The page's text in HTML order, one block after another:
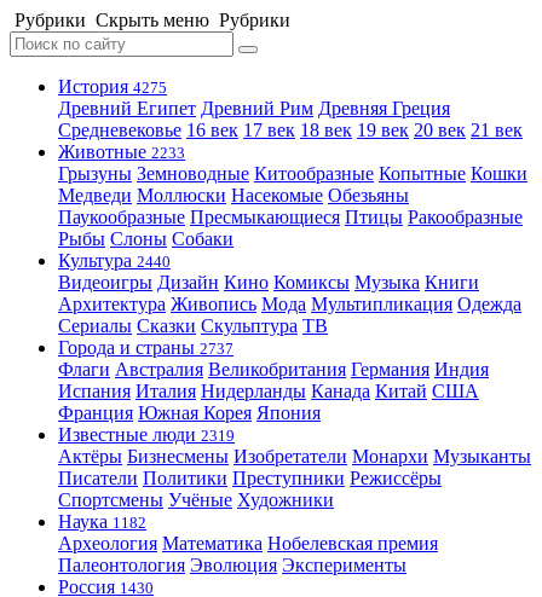
Рубрики Скрыть меню Рубрики
История 4275
Древний Египет Древний Рим Древняя Греция
Средневековье 16 век 17 век 18 век 19 век 20 век 21 век
Животные 2233
Грызуны Земноводные Китообразные Копытные Кошки
Медведи Моллюски Насекомые Обезьяны
Паукообразные Пресмыкающиеся Птицы Ракообразные
Рыбы Слоны Собаки
Культура 2440
Видеоигры Дизайн Кино Комиксы Музыка Книги
Архитектура Живопись Мода Мультипликация Одежда
Сериалы Сказки Скульптура ТВ
Города и страны 2737
Флаги Австралия Великобритания Германия Индия
Испания Италия Нидерланды Канада Китай США
Франция Южная Корея Япония
Известные люди 2319
Актёры Бизнесмены Изобретатели Монархи Музыканты
Писатели Политики Преступники Режиссёры
Спортсмены Учёные Художники
Наука 1182
Археология Математика Нобелевская премия
Палеонтология Эволюция Эксперименты
Россия 1430